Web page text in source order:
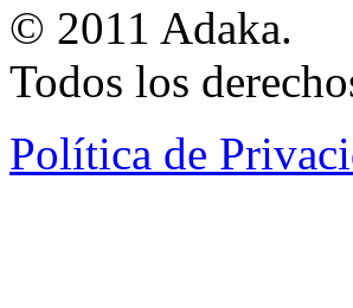
© 2011 Adaka.
Todos los
Política de